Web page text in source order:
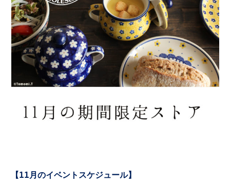
【11月のイベントスケジュール】